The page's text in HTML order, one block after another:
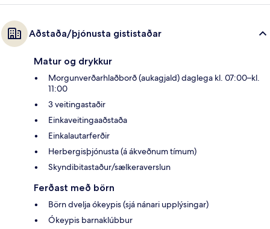
Aðstaða/þjónusta gististaðar
Matur og drykkur
Morgunverðarhlaðborð (aukagjald) daglega kl. 07:00–kl.
11:00
3 veitingastaðir
Einkaveitingaaðstaða
Einkalautarferðir
Herbergisþjónusta (á ákveðnum tímum)
Skyndibitastaður/sælkeraverslun
Ferðast með börn
Börn dvelja ókeypis (sjá nánari upplýsingar)
Ókeypis barnaklúbbur